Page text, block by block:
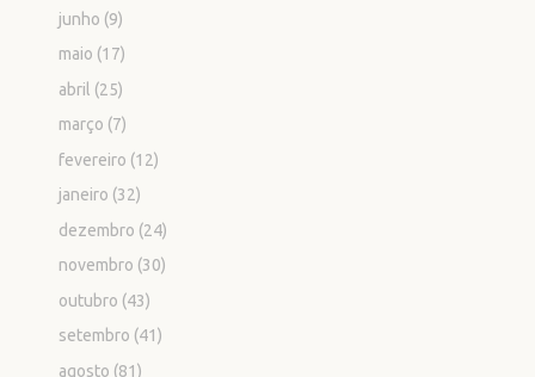
junho (9)
maio (17)
abril (25)
março (7)
fevereiro (12)
janeiro (32)
dezembro (24)
novembro (30)
outubro (43)
setembro (41)
agosto (81)